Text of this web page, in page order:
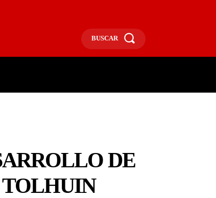
BUSCAR
DE